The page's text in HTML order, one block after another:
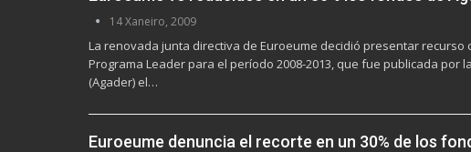
14 Xaneiro, 2009
La renovada junta directiva de Euroeume decidió presentar
Programa Leader para el período 2008-2013, que fue publicada por
(Agader) el…
Euroeume denuncia el recorte en un 30% de los